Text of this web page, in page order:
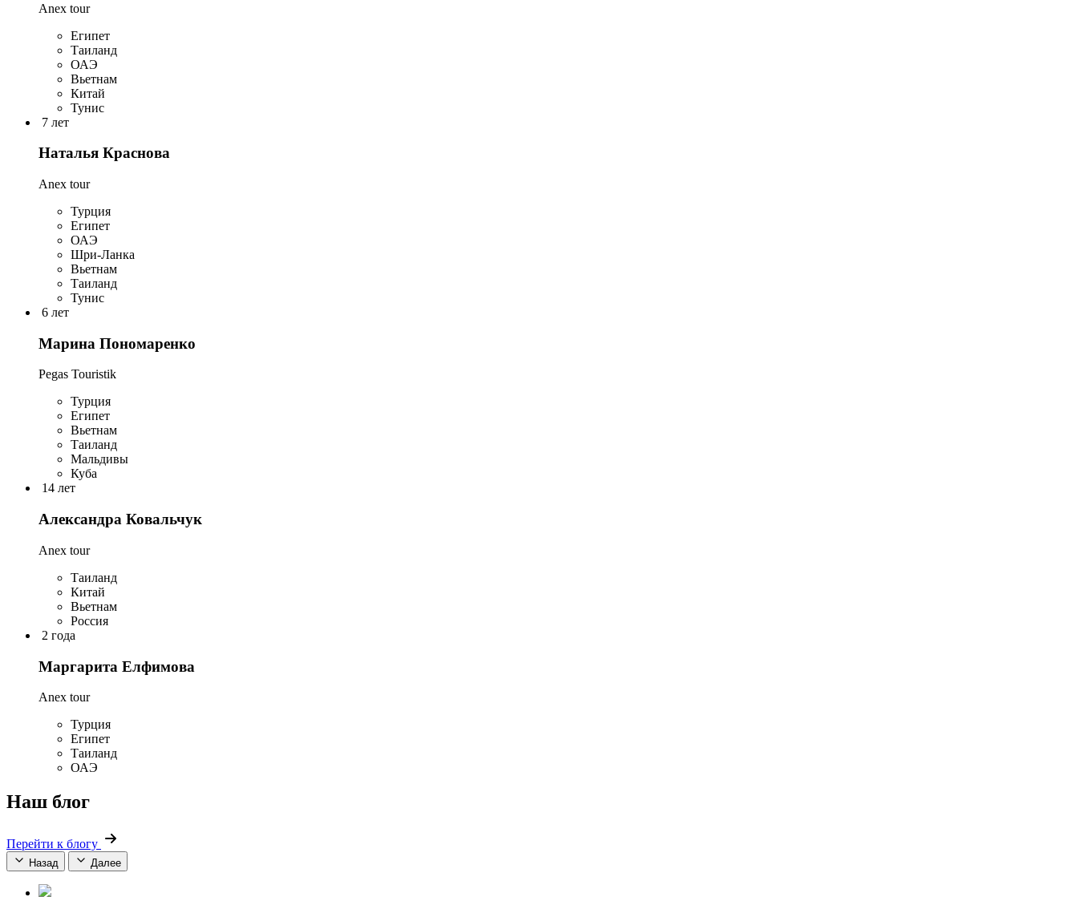
Anex tour
Египет
Таиланд
ОАЭ
Вьетнам
Китай
Тунис
7 лет
Наталья Краснова
Anex tour
Турция
Египет
ОАЭ
Шри-Ланка
Вьетнам
Таиланд
Тунис
6 лет
Марина Пономаренко
Pegas Touristik
Турция
Египет
Вьетнам
Таиланд
Мальдивы
Куба
14 лет
Александра Ковальчук
Anex tour
Таиланд
Китай
Вьетнам
Россия
2 года
Маргарита Елфимова
Anex tour
Турция
Египет
Таиланд
ОАЭ
Наш блог
Перейти к блогу
Назад Далее